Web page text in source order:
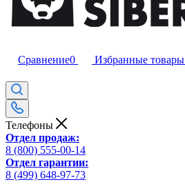
Сравнение0 Избранные товары
Телефоны
Отдел продаж:
8 (800) 555-00-14
Отдел гарантии:
8 (499) 648-97-73